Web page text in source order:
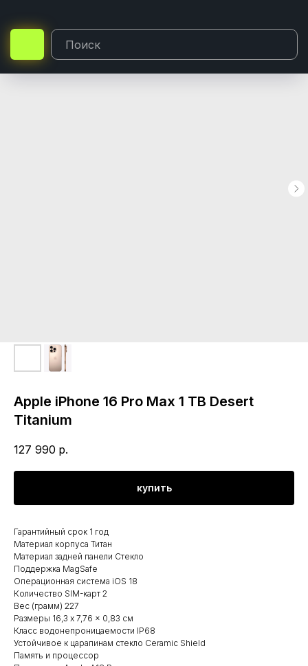
Apple iPhone 16 Pro Max 1 TB Desert
Titanium
127 990 р.
купить
Гарантийный срок 1 год
Материал корпуса Титан
Материал задней панели Стекло
Поддержка MagSafe
Операционная система iOS 18
Количество SIM-карт 2
Вес (грамм) 227
Размеры 16,3 x 7,76 x 0,83 см
Класс водонепроницаемости IP68
Устойчивое к царапинам стекло Ceramic Shield
Память и процессор